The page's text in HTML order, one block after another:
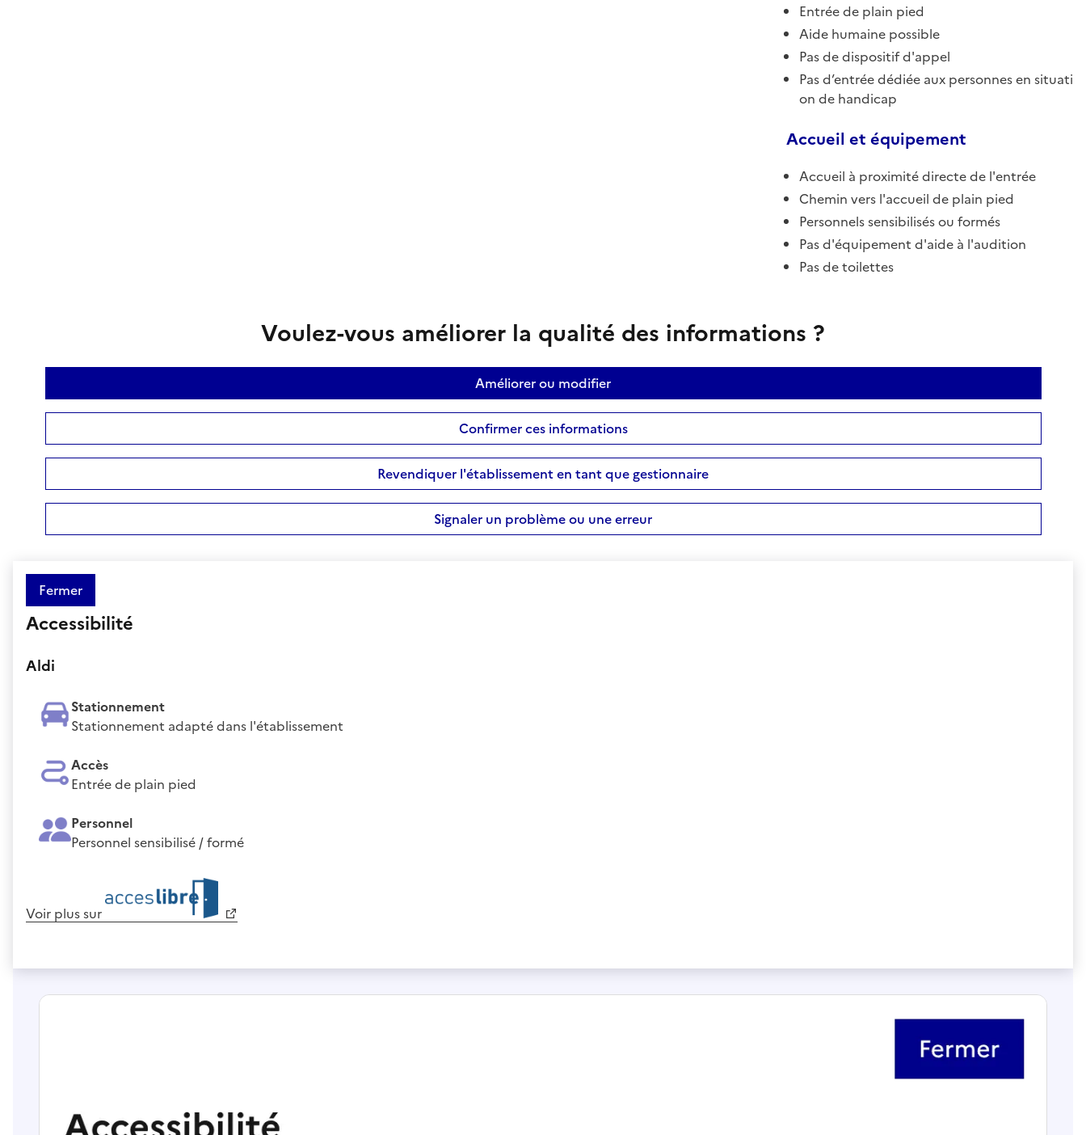
Entrée de plain pied
Aide humaine possible
Pas de dispositif d'appel
Pas d’entrée dédiée aux personnes en situati
on de handicap
Accueil et équipement
Accueil à proximité directe de l'entrée
Chemin vers l'accueil de plain pied
Personnels sensibilisés ou formés
Pas d'équipement d'aide à l'audition
Pas de toilettes
Voulez-vous améliorer la qualité des informations ?
Améliorer ou modifier
Confirmer ces informations
Revendiquer l'établissement en tant que gestionnaire
Signaler un problème ou une erreur
Fermer
Accessibilité
Aldi
Stationnement
Stationnement adapté dans l'établissement
Accès
Entrée de plain pied
Personnel
Personnel sensibilisé / formé
Voir plus sur